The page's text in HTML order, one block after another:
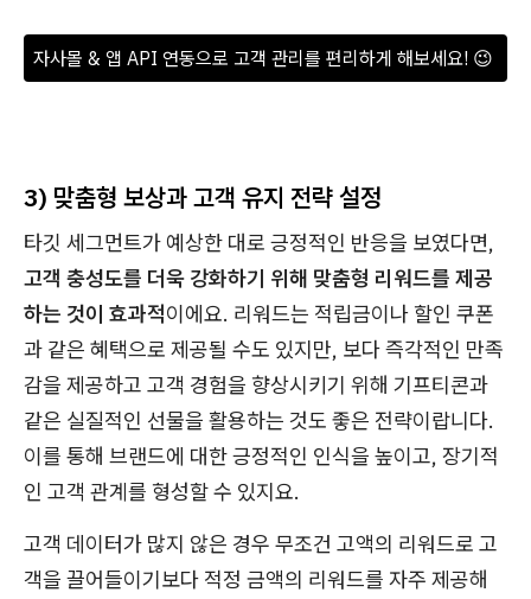
자사몰 & 앱 API 연동으로 고객 관리를 편리하게 해보세요! 😉
3) 맞춤형 보상과 고객 유지 전략 설정
타깃 세그먼트가 예상한 대로 긍정적인 반응을 보였다면,
고객 충성도를 더욱 강화하기 위해 맞춤형 리워드를 제공
하는 것이 효과적이에요. 리워드는 적립금이나 할인 쿠폰
과 같은 혜택으로 제공될 수도 있지만, 보다 즉각적인 만족
감을 제공하고 고객 경험을 향상시키기 위해 기프티콘과
같은 실질적인 선물을 활용하는 것도 좋은 전략이랍니다.
이를 통해 브랜드에 대한 긍정적인 인식을 높이고, 장기적
인 고객 관계를 형성할 수 있지요.
고객 데이터가 많지 않은 경우 무조건 고액의 리워드로 고
객을 끌어들이기보다 적정 금액의 리워드를 자주 제공해